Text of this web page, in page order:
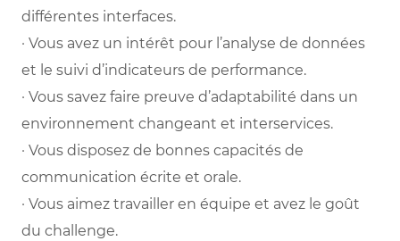
différentes interfaces.
· Vous avez un intérêt pour l’analyse de données
et le suivi d’indicateurs de performance.
· Vous savez faire preuve d’adaptabilité dans un
environnement changeant et interservices.
· Vous disposez de bonnes capacités de
communication écrite et orale.
· Vous aimez travailler en équipe et avez le goût
du challenge.